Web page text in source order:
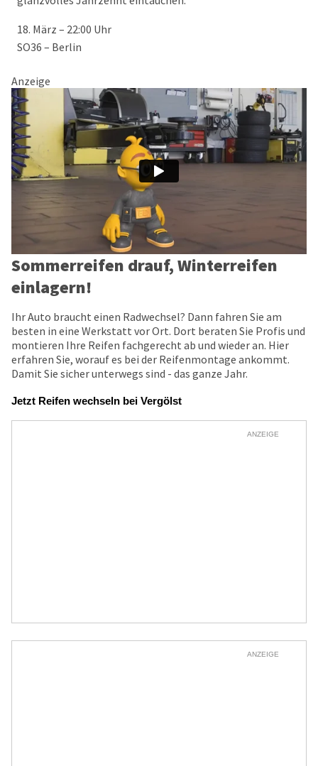
18. März – 22:00 Uhr
SO36 – Berlin
Anzeige
Sommerreifen drauf, Winterreifen
einlagern!
Ihr Auto braucht einen Radwechsel? Dann fahren Sie am
besten in eine Werkstatt vor Ort. Dort beraten Sie Profis und
montieren Ihre Reifen fachgerecht ab und wieder an. Hier
erfahren Sie, worauf es bei der Reifenmontage ankommt.
Damit Sie sicher unterwegs sind - das ganze Jahr.
Jetzt Reifen wechseln bei Vergölst
ANZEIGE
ANZEIGE